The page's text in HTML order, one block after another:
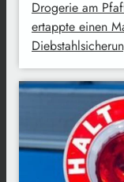
Drogerie am
ertappte einen